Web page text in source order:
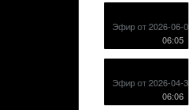
06:05
06:06